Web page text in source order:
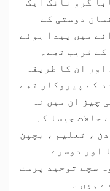
دوستی کے
میں پیدا ہوئے
قریب تھے۔
ان کا طریقہ
کے پیروکار تھے
چیز ان میں نہ
جیسا کہ
، تعلیم ، بچپن
اور دوسرے
سچے توحید پرست
ہیں ۔